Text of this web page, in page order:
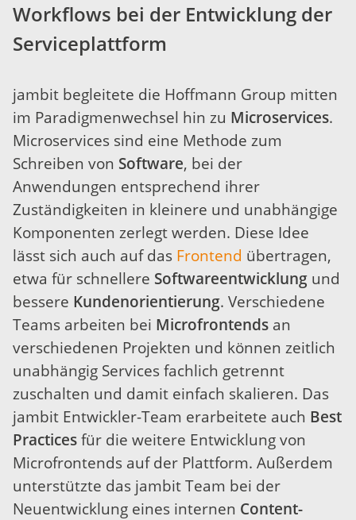
Workflows bei der Entwicklung der
Serviceplattform
jambit begleitete die Hoffmann Group mitten
im Paradigmenwechsel hin zu Microservices.
Microservices sind eine Methode zum
Schreiben von Software, bei der
Anwendungen entsprechend ihrer
Zuständigkeiten in kleinere und unabhängige
Komponenten zerlegt werden. Diese Idee
lässt sich auch auf das Frontend übertragen,
etwa für schnellere Softwareentwicklung und
bessere Kundenorientierung. Verschiedene
Teams arbeiten bei Microfrontends an
verschiedenen Projekten und können zeitlich
unabhängig Services fachlich getrennt
zuschalten und damit einfach skalieren. Das
jambit Entwickler-Team erarbeitete auch Best
Practicesfür die weitere Entwicklung von
Microfrontends auf der Plattform. Außerdem
unterstützte das jambit Team bei der
Neuentwicklung eines internen Content-